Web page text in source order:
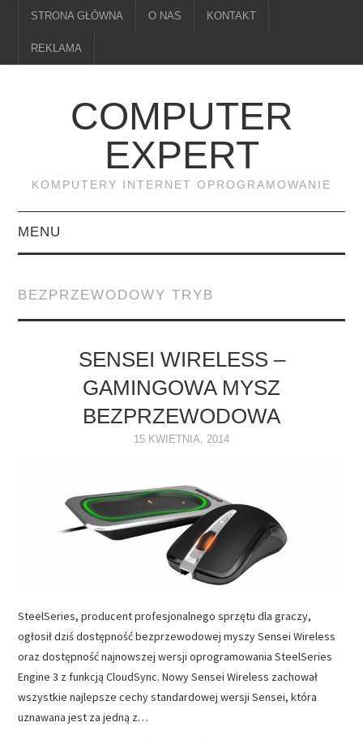
STRONA GŁÓWNA O NAS KONTAKT
REKLAMA
COMPUTER
EXPERT
KOMPUTERY INTERNET OPROGRAMOWANIE
MENU
MONITORY
NAPĘDY
OPROGRAMOWANIE
BEZPRZEWODOWY TRYB
SENSEI WIRELESS –
GAMINGOWA MYSZ
BEZPRZEWODOWA
15 KWIETNIA, 2014
SteelSeries, producent profesjonalnego sprzętu dla graczy,
ogłosił dziś dostępność bezprzewodowej myszy Sensei Wireless
oraz dostępność najnowszej wersji oprogramowania SteelSeries
Engine 3 z funkcją CloudSync. Nowy Sensei Wireless zachował
wszystkie najlepsze cechy standardowej wersji Sensei, która
uznawana jest za jedną z…